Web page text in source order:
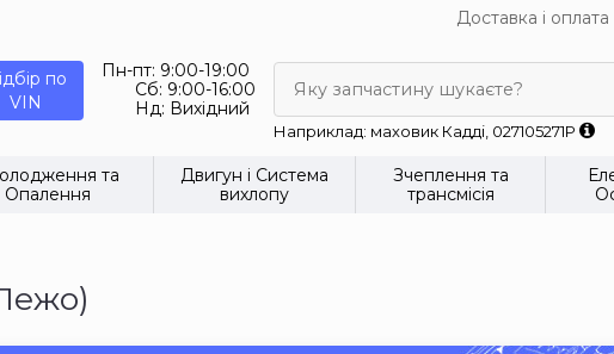
Доставка і оплата
по
VIN
Пн-пт: 9:00-19:00
Сб: 9:00-16:00
Нд: Вихідний
Яку запчастину шукаєте?
Наприклад: маховик Кадді, 027105271P
та
Опалення
Двигун і Система
вихлопу
Зчеплення та
трансмісія